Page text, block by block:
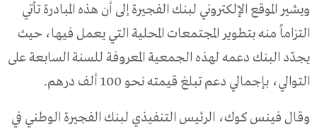
ويشير الموقع الإلكتروني لبنك الفجيرة إلى أن هذه المبادرة تأتي
التزاماً منه بتطوير المجتمعات المحلية التي يعمل فيها، حيث
يجدّد البنك دعمه لهذه الجمعية المعروفة للسنة السابعة على
التوالي، بإجمالي دعم تبلغ قيمته نحو 100 ألف درهم.
وقال فينس كوك، الرئيس التنفيذي لبنك الفجيرة الوطني في